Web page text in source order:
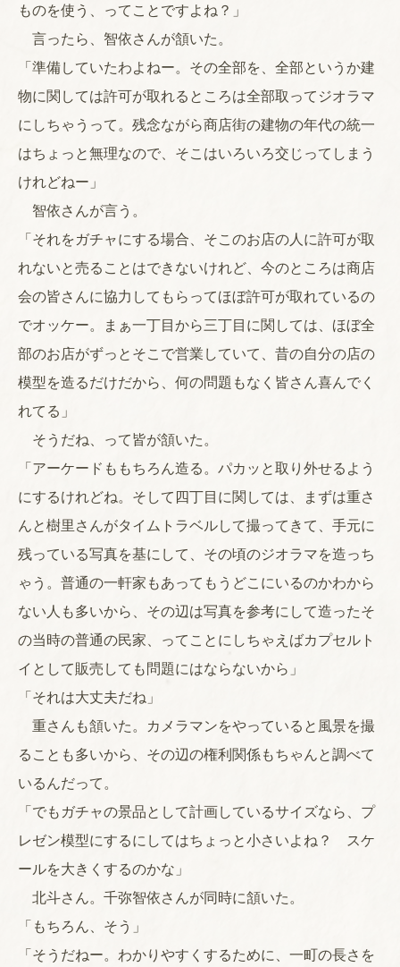
ものを使う、ってことですよね？」
言ったら、智依さんが頷いた。
「準備していたわよねー。その全部を、全部というか建
物に関しては許可が取れるところは全部取ってジオラマ
にしちゃうって。残念ながら商店街の建物の年代の統一
はちょっと無理なので、そこはいろいろ交じってしまう
けれどねー」
智依さんが言う。
「それをガチャにする場合、そこのお店の人に許可が取
れないと売ることはできないけれど、今のところは商店
会の皆さんに協力してもらってほぼ許可が取れているの
でオッケー。まぁ一丁目から三丁目に関しては、ほぼ全
部のお店がずっとそこで営業していて、昔の自分の店の
模型を造るだけだから、何の問題もなく皆さん喜んでく
れてる」
そうだね、って皆が頷いた。
「アーケードももちろん造る。パカッと取り外せるよう
にするけれどね。そして四丁目に関しては、まずは重さ
んと樹里さんがタイムトラベルして撮ってきて、手元に
残っている写真を基にして、その頃のジオラマを造っち
ゃう。普通の一軒家もあってもうどこにいるのかわから
ない人も多いから、その辺は写真を参考にして造ったそ
の当時の普通の民家、ってことにしちゃえばカプセルト
イとして販売しても問題にはならないから」
「それは大丈夫だね」
重さんも頷いた。カメラマンをやっていると風景を撮
ることも多いから、その辺の権利関係もちゃんと調べて
いるんだって。
「でもガチャの景品として計画しているサイズなら、プ
レゼン模型にするにしてはちょっと小さいよね？ スケ
ールを大きくするのかな」
北斗さん。千弥智依さんが同時に頷いた。
「もちろん、そう」
「そうだねー。わかりやすくするために、一町の長さを